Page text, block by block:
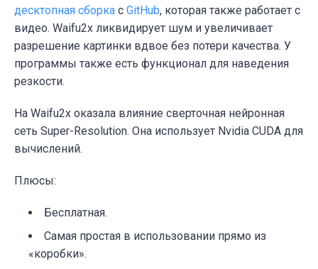
десктопная сборка с GitHub, которая также работает с
видео. Waifu2x ликвидирует шум и увеличивает
разрешение картинки вдвое без потери качества. У
программы также есть функционал для наведения
резкости.
На Waifu2x оказала влияние сверточная нейронная
сеть Super-Resolution. Она использует Nvidia CUDA для
вычислений.
Плюсы:
Бесплатная.
Самая простая в использовании прямо из
«коробки».